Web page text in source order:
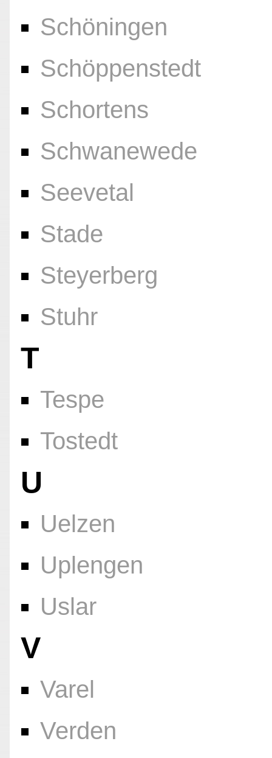
Schöningen
Schöppenstedt
Schortens
Schwanewede
Seevetal
Stade
Steyerberg
Stuhr
T
Tespe
Tostedt
U
Uelzen
Uplengen
Uslar
V
Varel
Verden